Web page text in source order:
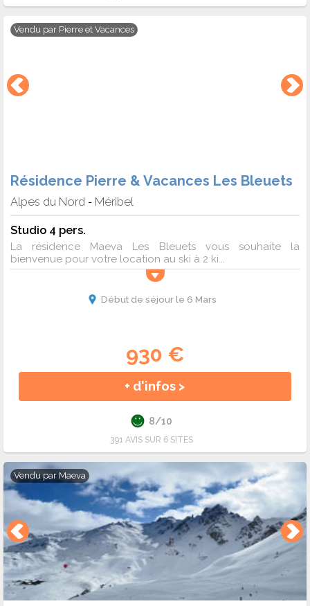
Vendu par Pierre et Vacances
Résidence Pierre & Vacances Les Bleuets
Alpes du Nord - Méribel
Studio 4 pers.
La résidence Maeva Les Bleuets vous souhaite la
bienvenue pour votre location au ski à 2 ki...
Début de séjour le 6 Mars
930 €
+ d'infos >
8/10
391 AVIS SUR 6 SITES
Vendu par Maeva